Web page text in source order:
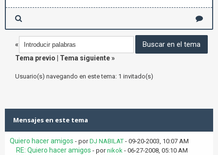
«
Tema previo
Tema siguiente»
Usuario(s) navegando en este tema: 1 invitado(s)
Mensajes en este tema
Quiero hacer amigos - porDJ NABILAT - 09-20-2003, 10:07 AM
RE: Quiero hacer amigos - pornikok - 06-27-2008, 05:10 AM